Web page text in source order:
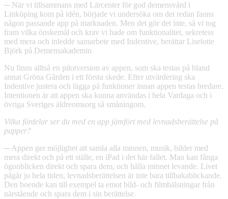
─ När vi tillsammans med Lärcenter för god demensvård i
Linköping kom på idén, började vi undersöka om det redan fanns
någon passande app på marknaden. Men det gör det inte, så vi tog
fram vilka önskemål och krav vi hade om funktionalitet, sekretess
med mera och inledde samarbete med Indentive, berättar Liselotte
Björk på Demensakademin
Nu finns alltså en pilotversion av appen, som ska testas på bland
annat Gröna Gården i ett första skede. Efter utvärdering ska
Indentive justera och lägga på funktioner innan appen testas bredare.
Intentionen är att appen ska kunna användas i hela Vardaga och i
övriga Sveriges äldreomsorg så småningom.
Vilka fördelar ser du med en app jämfört med levnadsberättelse på
papper?
─ Appen ger möjlighet att samla alla minnen, musik, bilder med
mera direkt och på ett ställe, en iPad i det här fallet. Man kan fånga
ögonblicken direkt och spara dem, och hålla minnet levande. Livet
pågår ju hela tiden, levnadsberättelsen är inte bara tillbakablickande.
Den boende kan till exempel ta emot bild- och filmhälsningar från
närstående och spara dem i sin berättelse.